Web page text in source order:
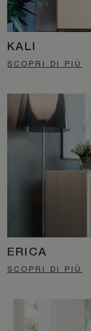
KALI
SCOPRI DI PIÙ
ERICA
SCOPRI DI PIÙ